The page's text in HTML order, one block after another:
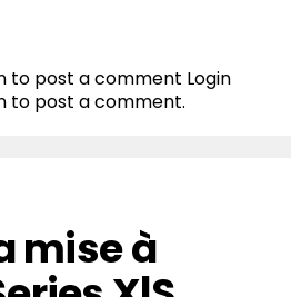
to post a comment Login
to post a comment.
mise à